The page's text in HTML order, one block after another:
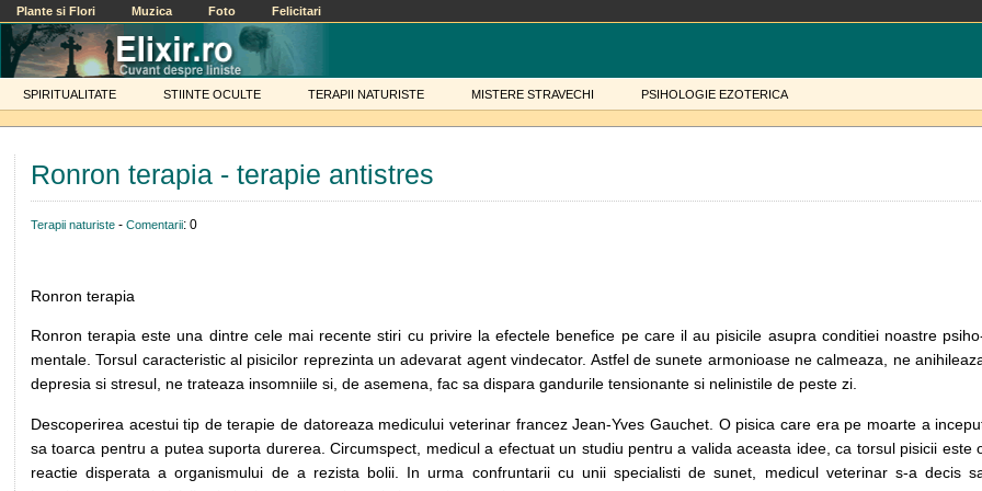
Plante si Flori Muzica Foto Felicitari
SPIRITUALITATE STIINTE OCULTE TERAPII NATURISTE MISTERE STRAVECHI PSIHOLOGIE EZOTERICA
Ronron terapia - terapie antistres
Terapii naturiste- Comentarii: 0
Ronron terapia
Ronron terapia este una dintre cele mai recente stiri cu privire la efectele benefice pe care il au pisicile asupra conditiei noastre
mentale. Torsul caracteristic al pisicilor reprezinta un adevarat agent vindecator. Astfel de sunete armonioase ne calmeaza, ne
depresia si stresul, ne trateaza insomniile si, de asemena, fac sa dispara gandurile tensionante si nelinistile de peste zi.
Descoperirea acestui tip de terapie de datoreaza medicului veterinar francez Jean-Yves Gauchet. O pisica care era pe moarte a
sa toarca pentru a putea suporta durerea. Circumspect, medicul a efectuat un studiu pentru a valida aceasta idee, ca torsul pisicii este
reactie disperata a organismului de a rezista bolii. In urma confruntarii cu unii specialisti de sunet, medicul veterinar s-a decis